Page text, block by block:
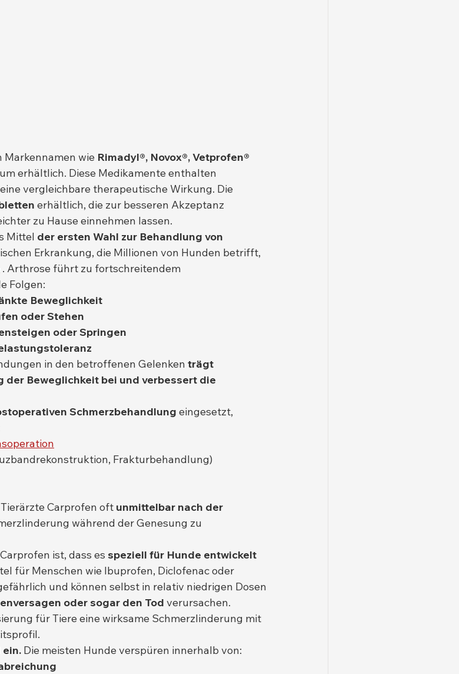
wie Rimadyl®, Novox®, Vetprofen®
erhältlich. Diese Medikamente enthalten
vergleichbare therapeutische Wirkung. Die
erhältlich, die zur besseren Akzeptanz
zu Hause einnehmen lassen.
Mittel der ersten Wahl zur Behandlung von
Erkrankung, die Millionen von Hunden betrifft,
. Arthrose führt zu fortschreitendem
Folgen:
Beweglichkeit
oder Stehen
oder Springen
in den betroffenen Gelenken trägt
Beweglichkeit bei und verbessert die
Schmerzbehandlung eingesetzt,
Frakturbehandlung)
Carprofen oft unmittelbar nach der
während der Genesung zu
ist, dass es speziell für Hunde entwickelt
für Menschen wie Ibuprofen, Diclofenac oder
und können selbst in relativ niedrigen Dosen
oder sogar den Tod verursachen.
für Tiere eine wirksame Schmerzlinderung mit
Die meisten Hunde verspüren innerhalb von: